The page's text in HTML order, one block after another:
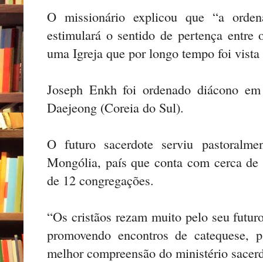
O missionário explicou que “a
estimulará o sentido de pertença entre
uma Igreja que por longo tempo foi vista
Joseph Enkh foi ordenado diácono
Daejeong (Coreia do Sul).
O futuro sacerdote serviu
Mongólia, país que conta com cerca
de 12 congregações.
“Os cristãos rezam muito pelo seu
promovendo encontros de catequese,
melhor compreensão do ministério